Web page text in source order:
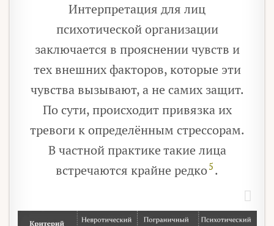
Интерпретация для лиц
психотической организации
заключается в прояснении чувств и
тех внешних факторов, которые эти
чувства вызывают, а не самих защит.
По сути, происходит привязка их
тревоги к определённым стрессорам.
В частной практике такие лица
встречаются крайне редко5 .